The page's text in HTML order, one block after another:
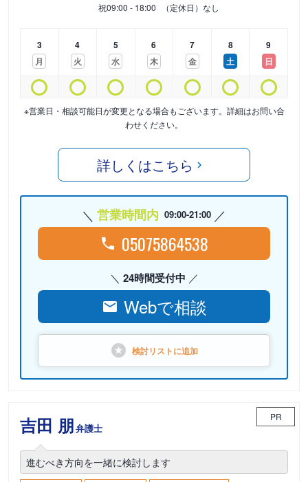
祝09:00 - 18:00 （定休日）なし
3
月
4
火
5
水
6
木
7
金
8
土
9
日
※営業日・相談可能日が変更となる場合もございます。詳細はお問い合
わせください。
詳しくはこちら
営業時間内 09:00-21:00
05075864538
24時間受付中
Webで相談
検討リストに追加
吉田 朋弁護士
PR
進むべき方向を一緒に検討します